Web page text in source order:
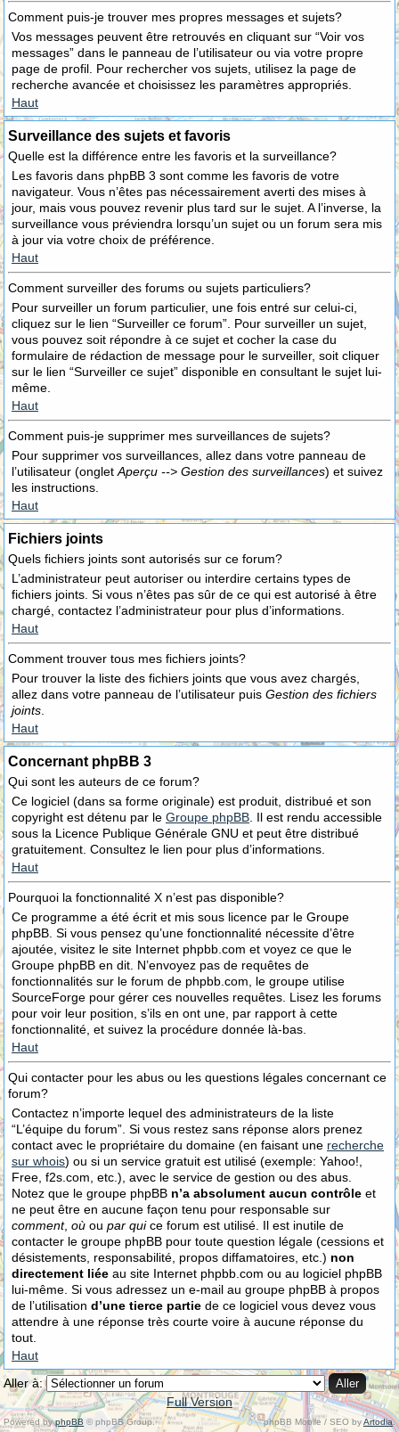
Comment puis-je trouver mes propres messages et sujets?
Vos messages peuvent être retrouvés en cliquant sur “Voir vos
messages” dans le panneau de l’utilisateur ou via votre propre
page de profil. Pour rechercher vos sujets, utilisez la page de
recherche avancée et choisissez les paramètres appropriés.
Haut
Surveillance des sujets et favoris
Quelle est la différence entre les favoris et la surveillance?
Les favoris dans phpBB 3 sont comme les favoris de votre
navigateur. Vous n’êtes pas nécessairement averti des mises à
jour, mais vous pouvez revenir plus tard sur le sujet. A l’inverse, la
surveillance vous préviendra lorsqu’un sujet ou un forum sera mis
à jour via votre choix de préférence.
Haut
Comment surveiller des forums ou sujets particuliers?
Pour surveiller un forum particulier, une fois entré sur celui-ci,
cliquez sur le lien “Surveiller ce forum”. Pour surveiller un sujet,
vous pouvez soit répondre à ce sujet et cocher la case du
formulaire de rédaction de message pour le surveiller, soit cliquer
sur le lien “Surveiller ce sujet” disponible en consultant le sujet lui-
même.
Haut
Comment puis-je supprimer mes surveillances de sujets?
Pour supprimer vos surveillances, allez dans votre panneau de
l’utilisateur (onglet Aperçu --> Gestion des surveillances) et suivez
les instructions.
Haut
Fichiers joints
Quels fichiers joints sont autorisés sur ce forum?
L’administrateur peut autoriser ou interdire certains types de
fichiers joints. Si vous n’êtes pas sûr de ce qui est autorisé à être
chargé, contactez l’administrateur pour plus d’informations.
Haut
Comment trouver tous mes fichiers joints?
Pour trouver la liste des fichiers joints que vous avez chargés,
allez dans votre panneau de l’utilisateur puis Gestion des fichiers
joints
Haut
Concernant phpBB 3
Qui sont les auteurs de ce forum?
Ce logiciel (dans sa forme originale) est produit, distribué et son
copyright est détenu par le Groupe phpBB . Il est rendu accessible
sous la Licence Publique Générale GNU et peut être distribué
gratuitement. Consultez le lien pour plus d’informations.
Haut
Pourquoi la fonctionnalité X n’est pas disponible?
Ce programme a été écrit et mis sous licence par le Groupe
phpBB. Si vous pensez qu’une fonctionnalité nécessite d’être
ajoutée, visitez le site Internet phpbb.com et voyez ce que le
Groupe phpBB en dit. N’envoyez pas de requêtes de
fonctionnalités sur le forum de phpbb.com, le groupe utilise
SourceForge pour gérer ces nouvelles requêtes. Lisez les forums
pour voir leur position, s’ils en ont une, par rapport à cette
fonctionnalité, et suivez la procédure donnée là-bas.
Haut
Qui contacter pour les abus ou les questions légales concernant ce
forum?
Contactez n’importe lequel des administrateurs de la liste
“L’équipe du forum”. Si vous restez sans réponse alors prenez
contact avec le propriétaire du domaine (en faisant une recherche
sur whois) ou si un service gratuit est utilisé (exemple: Yahoo!,
Free, f2s.com, etc.), avec le service de gestion ou des abus.
Notez que le groupe phpBB n’a absolument aucun contrôle et
ne peut être en aucune façon tenu pour responsable sur
comment, où ou par quice forum est utilisé. Il est inutile de
contacter le groupe phpBB pour toute question légale (cessions et
désistements, responsabilité, propos diffamatoires, etc.) non
directement liée au site Internet phpbb.com ou au logiciel phpBB
lui-même. Si vous adressez un e-mail au groupe phpBB à propos
de l’utilisation d’une tierce partie de ce logiciel vous devez vous
attendre à une réponse très courte voire à aucune réponse du
tout.
Haut
Aller à:
Full Version
Powered byphpBB © phpBB Group. phpBB Mobile / SEO byArtodia.